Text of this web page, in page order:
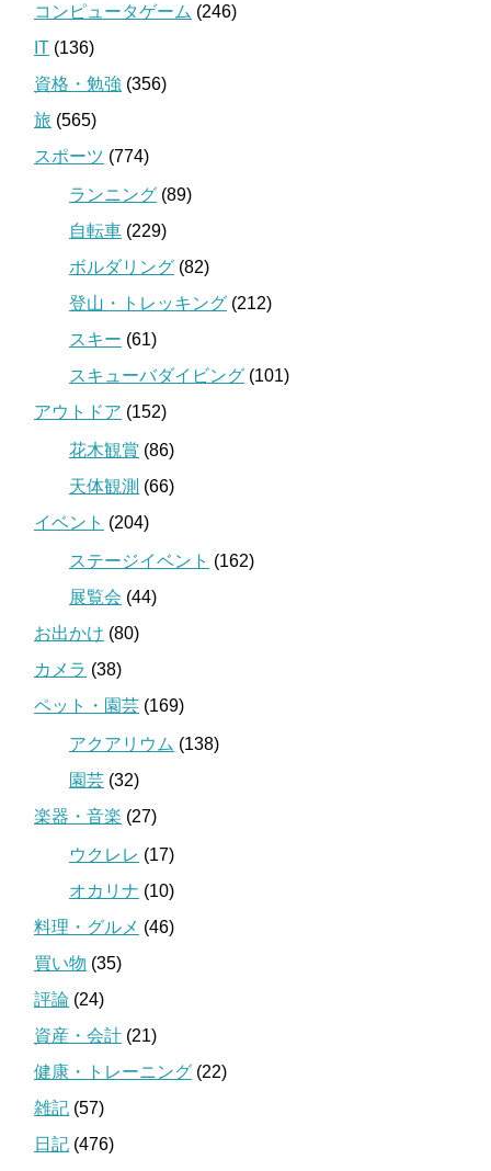
コンピュータゲーム (246)
IT (136)
資格・勉強 (356)
旅 (565)
スポーツ (774)
ランニング (89)
自転車 (229)
ボルダリング (82)
登山・トレッキング (212)
スキー (61)
スキューバダイビング (101)
アウトドア (152)
花木観賞 (86)
天体観測 (66)
イベント (204)
ステージイベント (162)
展覧会 (44)
お出かけ (80)
カメラ (38)
ペット・園芸 (169)
アクアリウム (138)
園芸 (32)
楽器・音楽 (27)
ウクレレ (17)
オカリナ (10)
料理・グルメ (46)
買い物 (35)
評論 (24)
資産・会計 (21)
健康・トレーニング (22)
雑記 (57)
日記 (476)